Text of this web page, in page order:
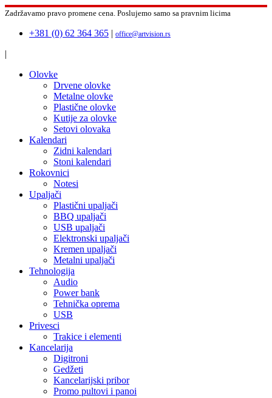
Zadržavamo pravo promene cena. Poslujemo samo sa pravnim licima
+381 (0) 62 364 365 | office@artvision.rs
|
Olovke
Drvene olovke
Metalne olovke
Plastične olovke
Kutije za olovke
Setovi olovaka
Kalendari
Zidni kalendari
Stoni kalendari
Rokovnici
Notesi
Upaljači
Plastični upaljači
BBQ upaljači
USB upaljači
Elektronski upaljači
Kremen upaljači
Metalni upaljači
Tehnologija
Audio
Power bank
Tehnička oprema
USB
Privesci
Trakice i elementi
Kancelarija
Digitroni
Gedžeti
Kancelarijski pribor
Promo pultovi i panoi